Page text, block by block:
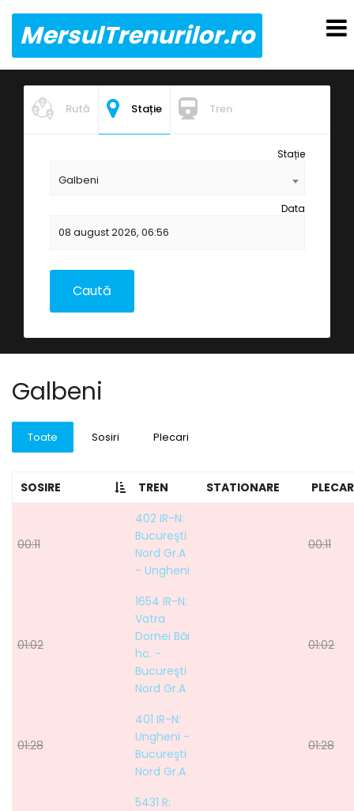
MersulTrenurilor.ro
Rută Stație Tren
Stație
Galbeni
Data
Galbeni
Toate Sosiri Plecari
SOSIRE TREN STATIONARE
00:11
402 IR-N:
Bucureşti
Nord Gr.A
- Ungheni
00:11
01:02
1654 IR-N:
Vatra
Dornei Băi
hc. -
Bucureşti
Nord Gr.A
01:02
01:28
401 IR-N:
Ungheni -
Bucureşti
Nord Gr.A
01:28
5431 R: